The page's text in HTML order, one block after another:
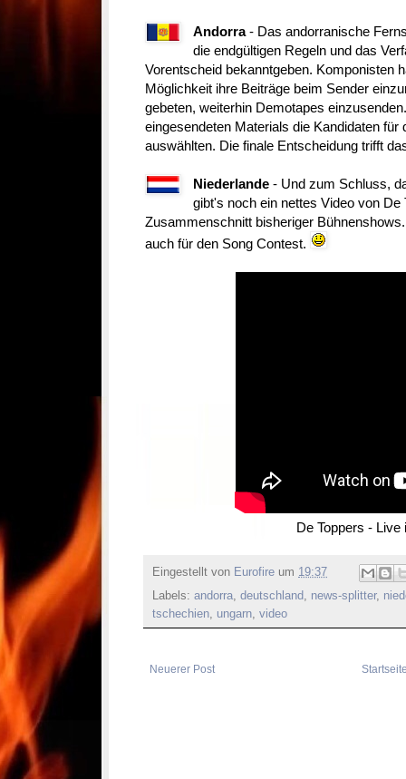
Andorra- Das andorranische
die endgültigen Regeln und das
Vorentscheid bekanntgeben. Komponisten
Möglichkeit ihre Beiträge beim Sender
gebeten, weiterhin Demotapes
eingesendeten Materials die Kandidaten für
auswählten. Die finale Entscheidung trifft
Niederlande - Und zum Schluss,
gibt's noch ein nettes Video von De
Zusammenschnitt bisheriger
auch für den Song Contest.
De Toppers - Live
Eingestellt von Eurofire um 19:37
Labels: andorra, deutschland, news-splitter,
tschechien, ungarn, video
Neuerer Post